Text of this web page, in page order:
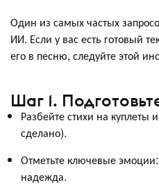
Один из самых частых
ИИ. Если у вас есть готовый
его в песню, следуйте этой
Шаг 1.
Разбейте стихи на куплеты
сделано).
Отметьте ключевые эмоции:
надежда.